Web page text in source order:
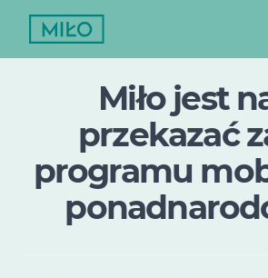
Miło jest
przekazać
programu